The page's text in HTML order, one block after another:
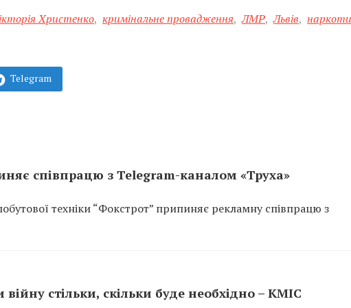
Христенко, кримінальне провадження, ЛМР, Львів,
Telegram
співпрацю з Telegram-каналом «Труха»
техніки “Фокстрот” припиняє рекламну співпрацю з
війну стільки, скільки буде необхідно – КМІС